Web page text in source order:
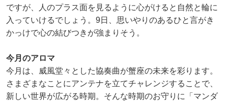
ですが、人のプラス面を見るように心がけると自然と輪に
入っていけるでしょう。9日、思いやりのあるひと言がき
かっけで心の結びつきが強まりそう。
今月のアロマ
今月は、威風堂々とした協奏曲が蟹座の未来を彩ります。
さまざまなことにアンテナを立てチャレンジすることで、
新しい世界が広がる時期。そんな時期のお守りに「マンダ